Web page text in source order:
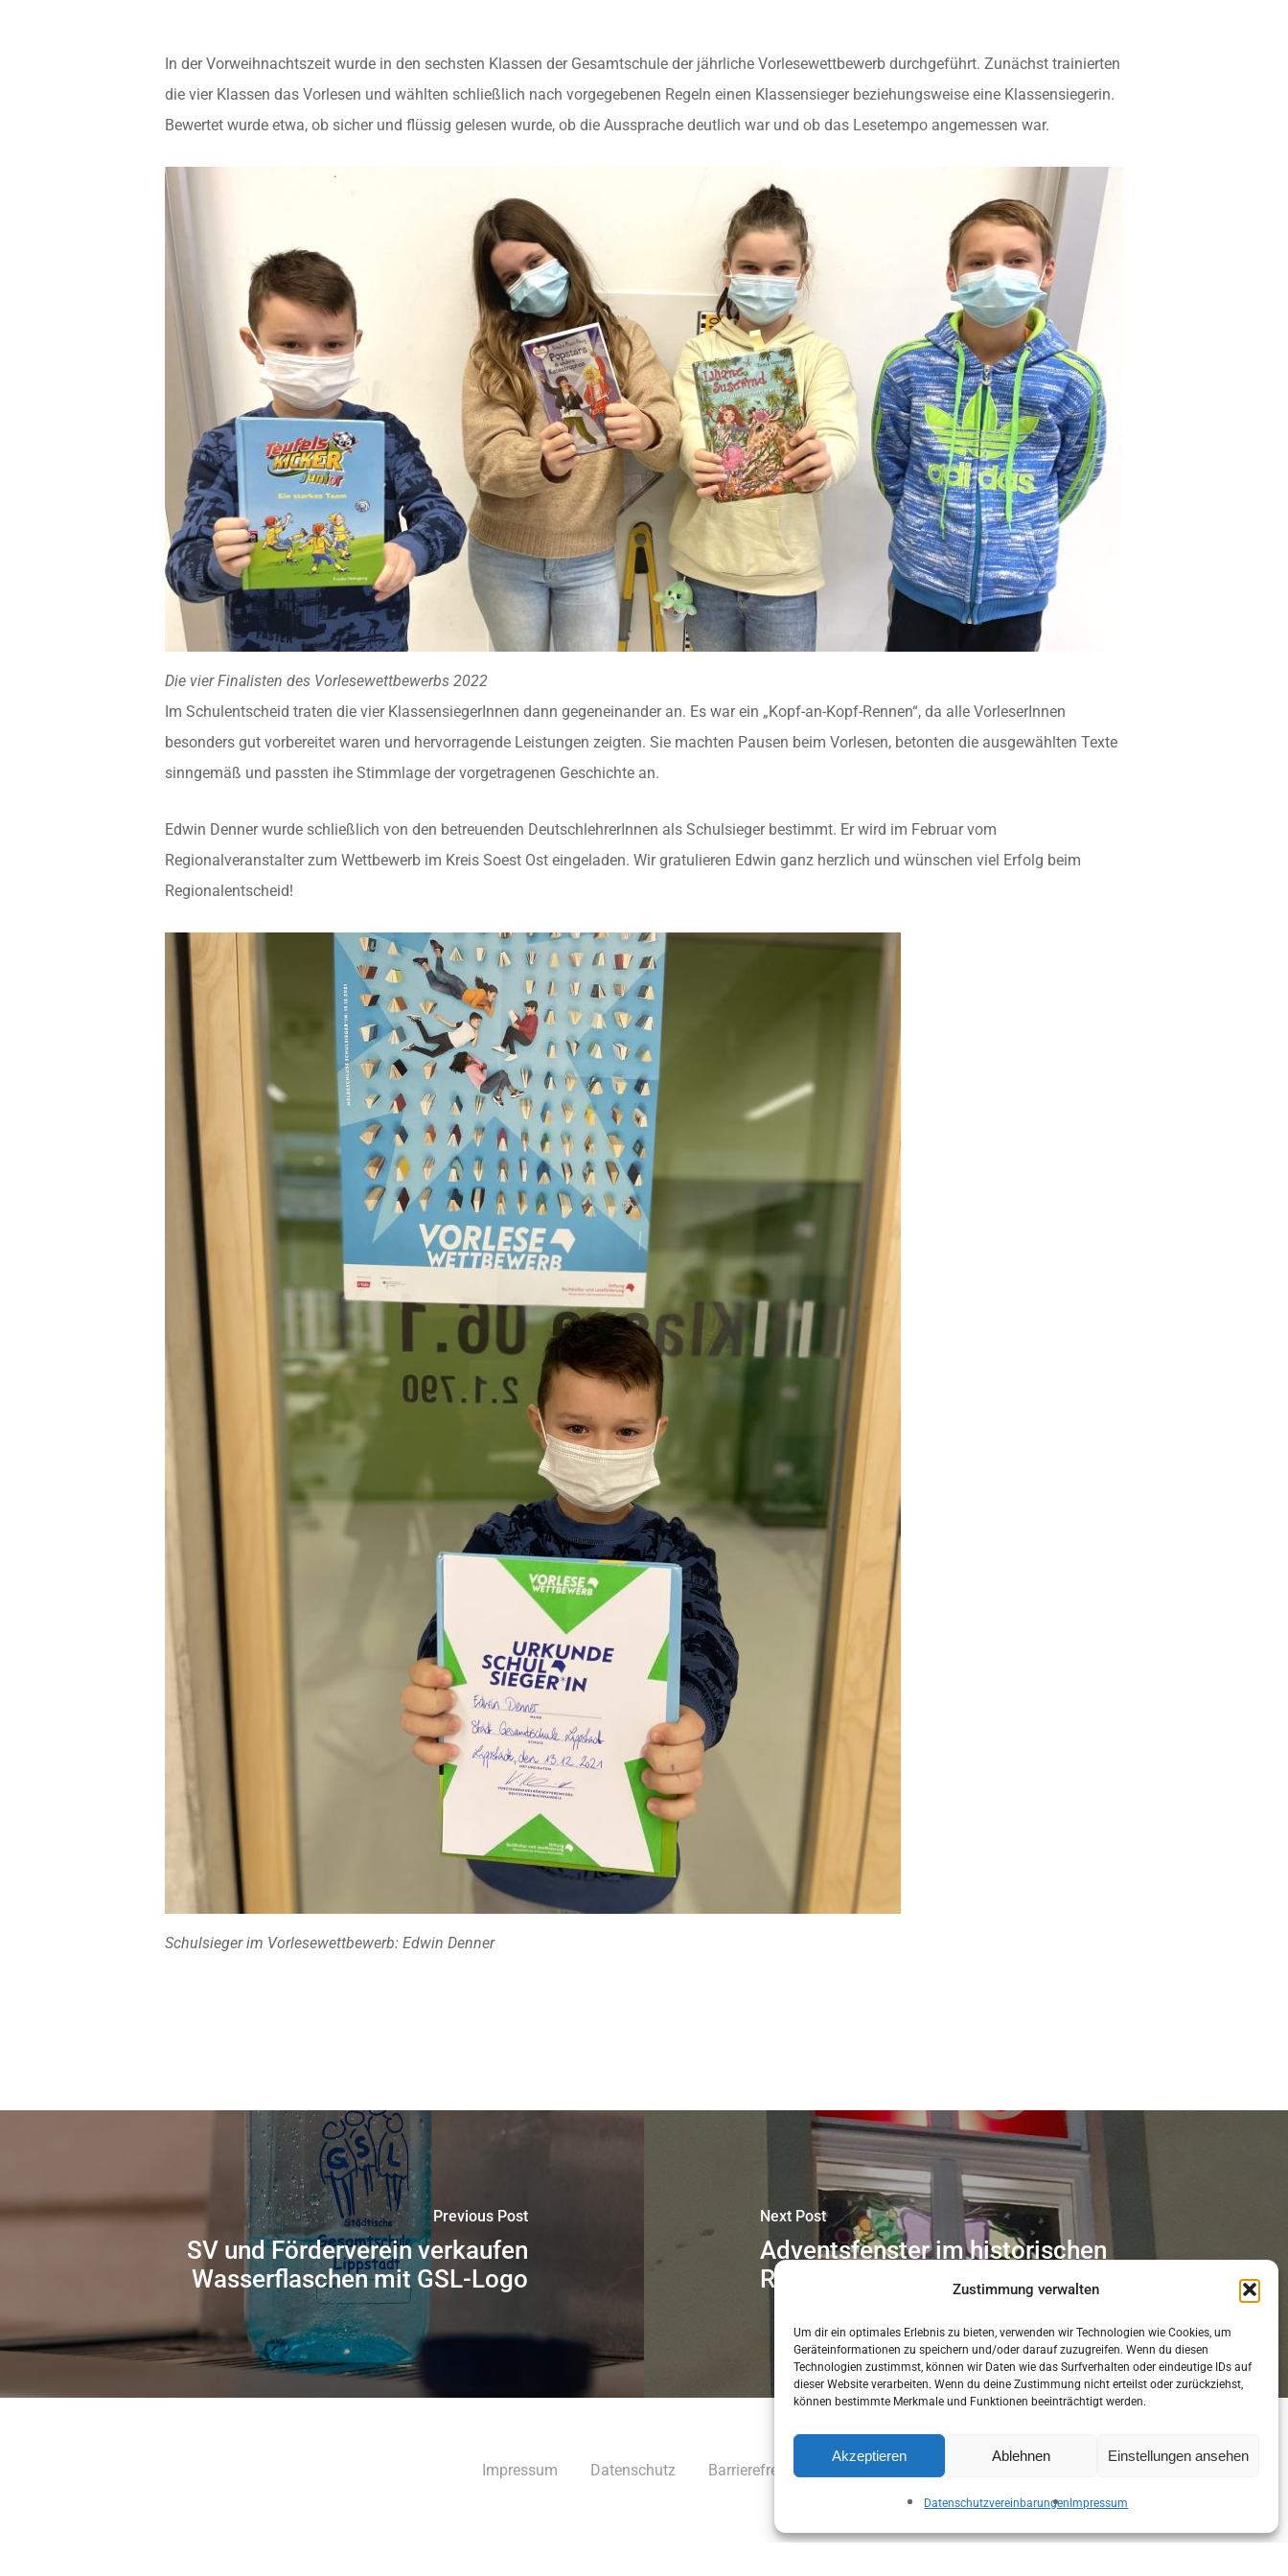
Zustimmung verwalten
Um dir ein optimales Erlebnis zu bieten, verwenden wir Technologien wie Cookies, um
Geräteinformationen zu speichern und/oder darauf zuzugreifen. Wenn du diesen
Technologien zustimmst, können wir Daten wie das Surfverhalten oder eindeutige IDs auf
dieser Website verarbeiten. Wenn du deine Zustimmung nicht erteilst oder zurückziehst,
können bestimmte Merkmale und Funktionen beeinträchtigt werden.
Akzeptieren Ablehnen Einstellungen ansehen
Datenschutzvereinbarungen Impressum
In der Vorweihnachtszeit wurde in den sechsten Klassen der Gesamtschule der jährliche Vorlesewettbewerb durchgeführt. Zunächst trainierten
die vier Klassen das Vorlesen und wählten schließlich nach vorgegebenen Regeln einen Klassensieger beziehungsweise eine Klassensiegerin.
Bewertet wurde etwa, ob sicher und flüssig gelesen wurde, ob die Aussprache deutlich war und ob das Lesetempo angemessen war.
Die vier Finalisten des Vorlesewettbewerbs 2022
Im Schulentscheid traten die vier KlassensiegerInnen dann gegeneinander an. Es war ein „Kopf-an-Kopf-Rennen“, da alle VorleserInnen
besonders gut vorbereitet waren und hervorragende Leistungen zeigten. Sie machten Pausen beim Vorlesen, betonten die ausgewählten Texte
sinngemäß und passten ihe Stimmlage der vorgetragenen Geschichte an.
Edwin Denner wurde schließlich von den betreuenden DeutschlehrerInnen als Schulsieger bestimmt. Er wird im Februar vom
Regionalveranstalter zum Wettbewerb im Kreis Soest Ost eingeladen. Wir gratulieren Edwin ganz herzlich und wünschen viel Erfolg beim
Regionalentscheid!
Schulsieger im Vorlesewettbewerb: Edwin Denner
Previous Post
SV und Förderverein verkaufen
Wasserflaschen mit GSL-Logo
Next Post
Adventsfenster im historischen
Rathaus
Impressum Datenschutz Barrierefreiheit